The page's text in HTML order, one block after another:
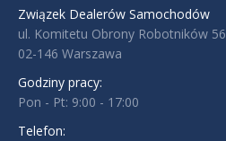
Związek Dealerów Samochodów
ul. Komitetu Obrony Robotników 56
02-146 Warszawa
Godziny pracy:
Pon - Pt: 9:00 - 17:00
Telefon: